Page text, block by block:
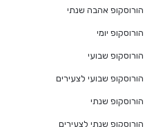
הורוסקופ אהבה שנתי
הורוסקופ יומי
הורוסקופ שבועי
הורוסקופ שבועי לצעירים
הורוסקופ שנתי
הורוסקופ שנתי לצעירים